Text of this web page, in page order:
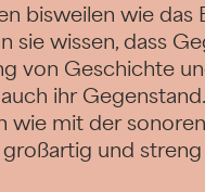
bisweilen wie das
sie wissen, dass
von Geschichte
ihr
wie mit der
und